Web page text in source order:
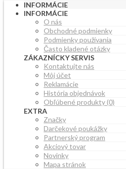
INFORMÁCIE
INFORMÁCIE
O nás
Obchodné podmienky
Podmienky používania
Často kladené otázky
ZÁKAZNÍCKY SERVIS
Kontaktujte nás
Môj účet
Reklamácie
História objednávok
Obľúbené produkty (0)
EXTRA
Značky
Darčekové poukážky
Partnerský program
Akciový tovar
Novinky
Mapa stránok